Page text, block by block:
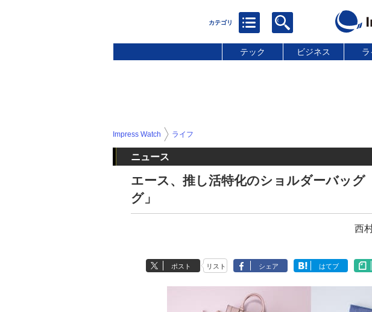
テック ビジネス ラ
Impress Watch ライフ
ニュース
エース、推し活特化のショルダーバッグ
グ」
西
ポスト リスト シェア はてブ